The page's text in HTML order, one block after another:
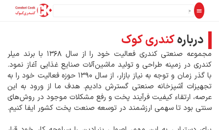
دربارهکندری کوک
مجموعه صنعتی کندری فعالیت خود را از سال ۱۳۶۸ با برند میلر
کندری در زمینه طراحی و تولید ماشین‌آلات صنایع غذایی آغاز نمود.
با گذر زمان و توجه به نیاز بازار، از سال ۱۳۹۰ حوزه فعالیت خود را به
تجهیزات آشپزخانه صنعتی گسترش دادیم. هدف ما از ورود به این
عرصه، ارتقاء کیفیت فرآیند پخت و رفع مشکلات موجود در روش‌های
سنتی بود تا سهمی ارزشمند در توسعه صنعت پخت کشور ایفا کنیم.